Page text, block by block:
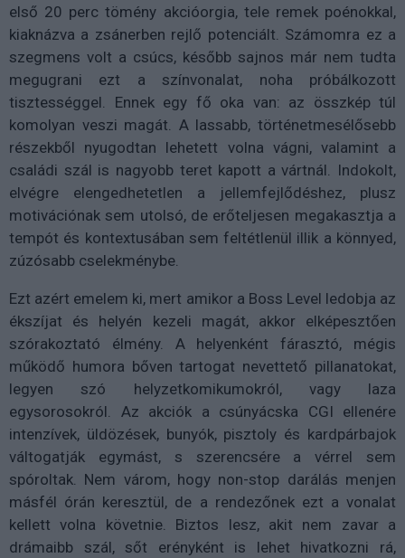
első 20 perc tömény akcióorgia, tele remek poénokkal,
kiaknázva a zsánerben rejlő potenciált. Számomra ez a
szegmens volt a csúcs, később sajnos már nem tudta
megugrani ezt a színvonalat, noha próbálkozott
tisztességgel. Ennek egy fő oka van: az összkép túl
komolyan veszi magát. A lassabb, történetmesélősebb
részekből nyugodtan lehetett volna vágni, valamint a
családi szál is nagyobb teret kapott a vártnál. Indokolt,
elvégre elengedhetetlen a jellemfejlődéshez, plusz
motivációnak sem utolsó, de erőteljesen megakasztja a
tempót és kontextusában sem feltétlenül illik a könnyed,
zúzósabb cselekménybe.
Ezt azért emelem ki, mert amikor a Boss Level ledobja az
ékszíjat és helyén kezeli magát, akkor elképesztően
szórakoztató élmény. A helyenként fárasztó, mégis
működő humora bőven tartogat nevettető pillanatokat,
legyen szó helyzetkomikumokról, vagy laza
egysorosokról. Az akciók a csúnyácska CGI ellenére
intenzívek, üldözések, bunyók, pisztoly és kardpárbajok
váltogatják egymást, s szerencsére a vérrel sem
spóroltak. Nem várom, hogy non-stop darálás menjen
másfél órán keresztül, de a rendezőnek ezt a vonalat
kellett volna követnie. Biztos lesz, akit nem zavar a
drámaibb szál, sőt erényként is lehet hivatkozni rá,